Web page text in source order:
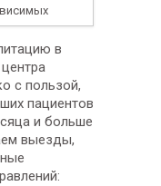
в
с пользой,
пациентов
и больше
выезды,